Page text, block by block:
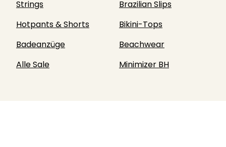
Strings
Brazilian Slips
Hotpants & Shorts
Bikini-Tops
Badeanzüge
Beachwear
Alle Sale
Minimizer BH